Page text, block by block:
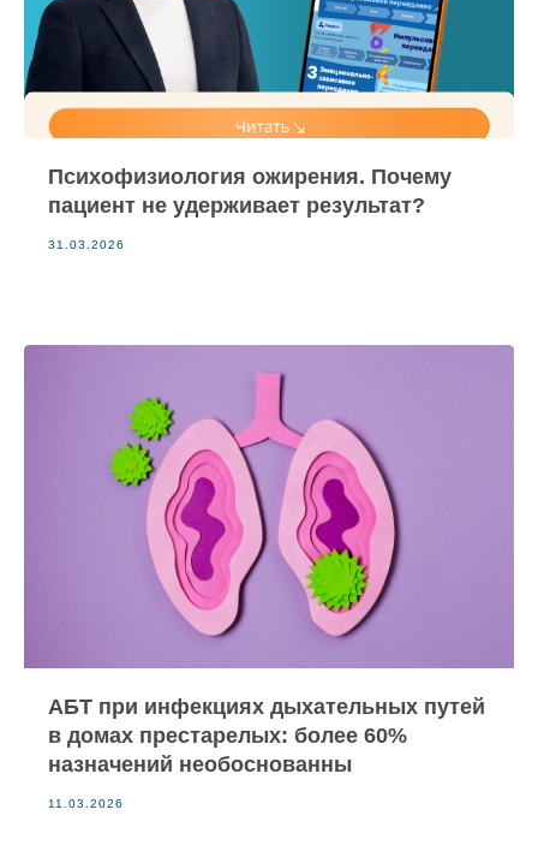
Психофизиология ожирения. Почему
пациент не удерживает результат?
31.03.2026
АБТ при инфекциях дыхательных путей
в домах престарелых: более 60%
назначений необоснованны
11.03.2026